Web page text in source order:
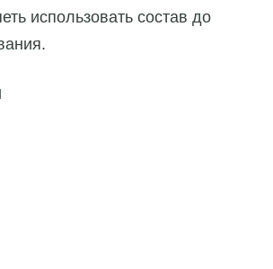
использовать состав до